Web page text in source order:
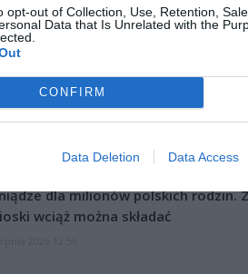
opt-out of Collection, Use, Retention,
Data that Is Unrelated with the
CONFIRM
Data Deletion Data Access
Pigułce
Pigułce
nasza Czytelniczka napastnik
RÓWNIEŻ:
2026 16:06
dla milionów polskich rodzin.
wciąż można składać